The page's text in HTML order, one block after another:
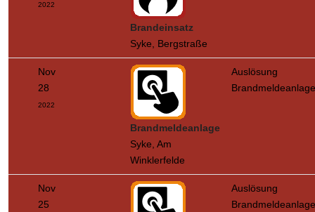
2022
Brandeinsatz
Syke, Bergstraße
Nov
28
2022
Brandmeldeanlage
Syke, Am
Winklerfelde
Auslösung
Brandmeldeanlage
Nov
25
Auslösung
Brandmeldeanlage